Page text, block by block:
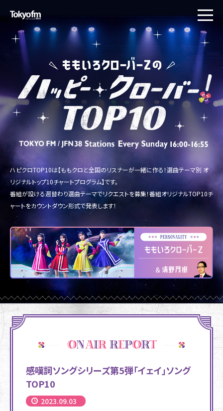
toggle
ハピクロTOP10は【ももクロと全国のリスナーが一緒に作る！選曲テーマ別 オ
リジナルトップ10チャートプログラム】です。
番組が設ける週替わり選曲テーマでリクエストを募集！番組オリジナルTOP10チ
ャートをカウントダウン形式で発表します！
感嘆詞ソングシリーズ第5弾「イェイ」ソング
TOP10
2023.09.03